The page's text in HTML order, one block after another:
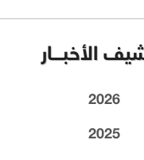
الأخبـــار
2026
2025